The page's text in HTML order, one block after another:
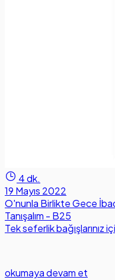
4 dk.
19 Mayıs 2022
O'nunla Birlikte Gece
Tanışalım - B25
Tek seferlik bağışlarınız
okumaya devam et